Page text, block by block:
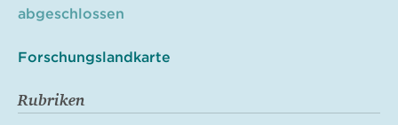
abgeschlossen
Forschungslandkarte
Rubriken